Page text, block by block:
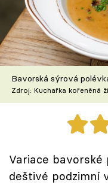
Škola vaření
Recepty z TV
Speciál: Cuketa
Těhotnej kuchař
Přihlášení
Bavorská sýrová
Zdroj: Kuchařka kořeněná
Variace
deštivé podzimní